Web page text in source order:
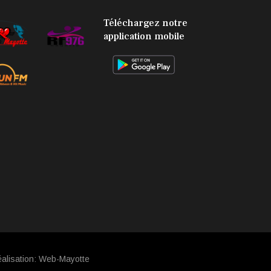
Téléchargez notre
application mobile
Web-Mayotte